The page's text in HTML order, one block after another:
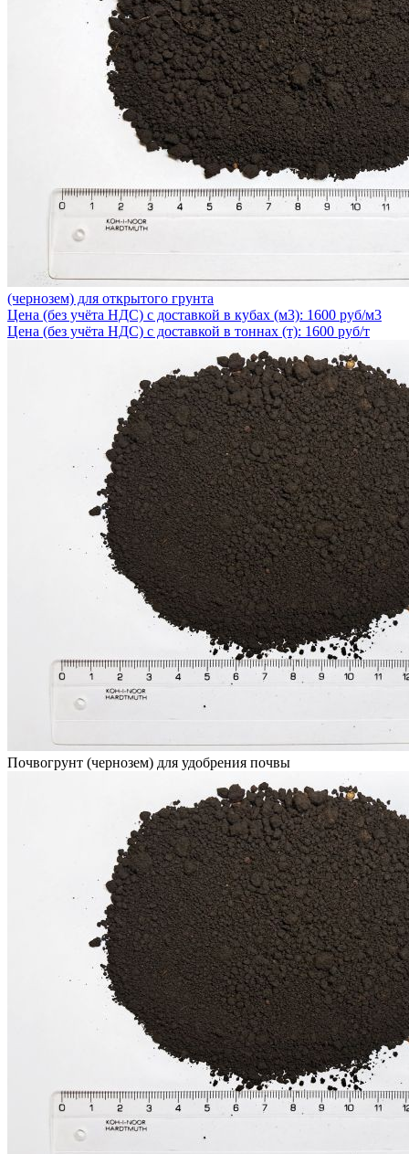
(чернозем) для открытого грунта
Цена (без учёта НДС) с доставкой в кубах (м3): 1600 руб/м3
Цена (без учёта НДС) с доставкой в тоннах (т): 1600 руб/т
Почвогрунт (чернозем) для удобрения почвы